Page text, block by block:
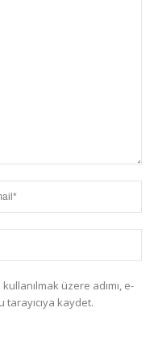
üzere adımı, e-
kaydet.